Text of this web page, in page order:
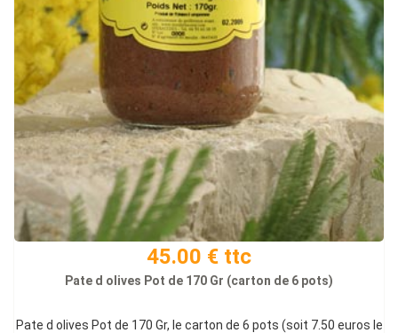
45.00 € ttc
Pate d olives Pot de 170 Gr (carton de 6 pots)
Pate d olives Pot de 170 Gr, le carton de 6 pots (soit 7.50 euros le